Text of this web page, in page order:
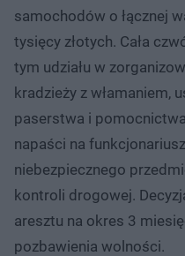
samochodów o łącznej
tysięcy złotych. Cała
tym udziału w
kradzieży z włamaniem,
paserstwa i
napaści na
niebezpiecznego
kontroli drogowej.
aresztu na okres 3
pozbawienia wolności.